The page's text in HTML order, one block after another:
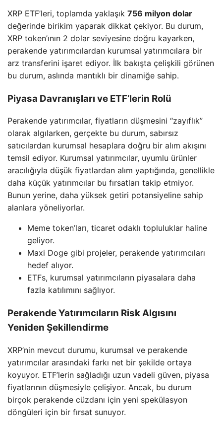
XRP ETF’leri, toplamda yaklaşık 756 milyon dolar
değerinde birikim yaparak dikkat çekiyor. Bu durum,
XRP token’ının 2 dolar seviyesine doğru kayarken,
perakende yatırımcılardan kurumsal yatırımcılara bir
arz transferini işaret ediyor. İlk bakışta çelişkili görünen
bu durum, aslında mantıklı bir dinamiğe sahip.
Piyasa Davranışları ve ETF’lerin Rolü
Perakende yatırımcılar, fiyatların düşmesini “zayıflık”
olarak algılarken, gerçekte bu durum, sabırsız
satıcılardan kurumsal hesaplara doğru bir alım akışını
temsil ediyor. Kurumsal yatırımcılar, uyumlu ürünler
aracılığıyla düşük fiyatlardan alım yaptığında, genellikle
daha küçük yatırımcılar bu fırsatları takip etmiyor.
Bunun yerine, daha yüksek getiri potansiyeline sahip
alanlara yöneliyorlar.
Meme token’ları, ticaret odaklı topluluklar haline
geliyor.
Maxi Doge gibi projeler, perakende yatırımcıları
hedef alıyor.
ETFs, kurumsal yatırımcıların piyasalara daha
fazla katılımını sağlıyor.
Perakende Yatırımcıların Risk Algısını
Yeniden Şekillendirme
XRP’nin mevcut durumu, kurumsal ve perakende
yatırımcılar arasındaki farkı net bir şekilde ortaya
koyuyor. ETF’lerin sağladığı uzun vadeli güven, piyasa
fiyatlarının düşmesiyle çelişiyor. Ancak, bu durum
birçok perakende cüzdanı için yeni spekülasyon
döngüleri için bir fırsat sunuyor.